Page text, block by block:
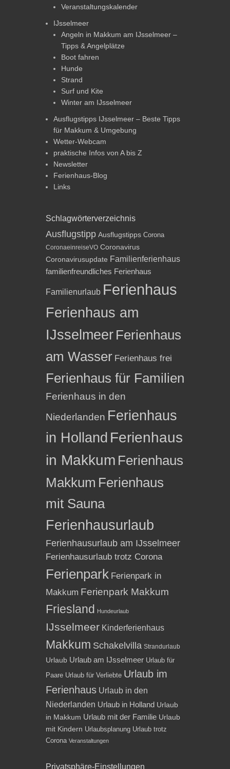
Veranstaltungskalender
IJsselmeer
Angeln in Makkum am IJsselmeer –
Tipps & Angelplätze
Boot fahren
Hunde
Strand
Surf und Kite
Winter am IJsselmeer
Ausflugstipps IJsselmeer – Beste Tipps
für Makkum & Umgebung
Wetter-Webcam
praktische Infos von A bis Z
Newsletter
Ferienhaus-Blog
Links
Schlagwörterverzeichnis
Ausflugstipp Ausflugstipps Corona
CoronaeinreiseVO Coronavirus
Coronavirusupdate Familienferienhaus
familienfreundliches Ferienhaus
Familienurlaub Ferienhaus
Ferienhaus am
IJsselmeer Ferienhaus
am Wasser Ferienhaus frei
Ferienhaus für Familien
Ferienhaus in den
Niederlanden Ferienhaus
in Holland Ferienhaus
in Makkum Ferienhaus
Makkum Ferienhaus
mit Sauna
Ferienhausurlaub
Ferienhausurlaub am IJsselmeer
Ferienhausurlaub trotz Corona
Ferienpark Ferienpark in
Makkum Ferienpark Makkum
Friesland Hundeurlaub
IJsselmeer Kinderferienhaus
Makkum Schakelvilla Strandurlaub
Urlaub Urlaub am IJsselmeer Urlaub für
Paare Urlaub für Verliebte Urlaub im
Ferienhaus Urlaub in den
Niederlanden Urlaub in Holland Urlaub
in Makkum Urlaub mit der Familie Urlaub
mit Kindern Urlaubsplanung Urlaub trotz
Corona Veranstaltungen
Privatsphäre-Einstellungen